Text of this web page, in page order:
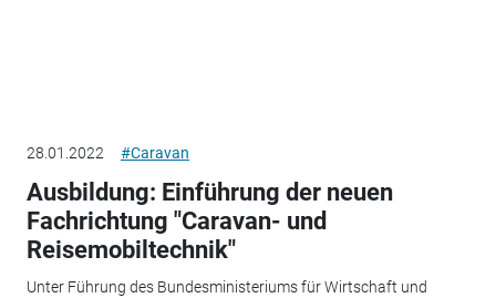
28.01.2022 #Caravan
Ausbildung: Einführung der neuen
Fachrichtung "Caravan- und
Reisemobiltechnik"
Unter Führung des Bundesministeriums für Wirtschaft und